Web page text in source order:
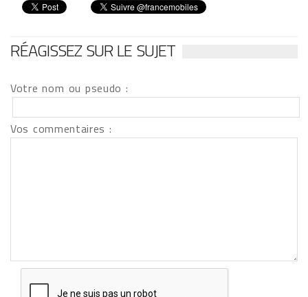
RÉAGISSEZ SUR LE SUJET
Votre nom ou pseudo :
Vos commentaires :